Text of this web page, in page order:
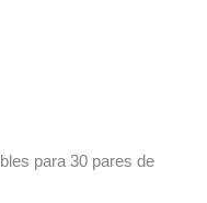
para 30 pares de